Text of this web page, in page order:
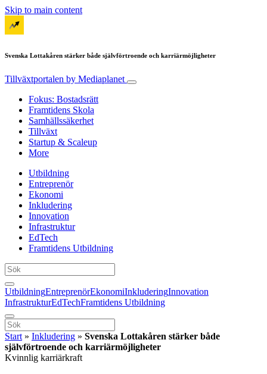
Skip to main content
Svenska Lottakåren stärker både självförtroende och karriärmöjligheter
Tillväxtportalen by Mediaplanet
Fokus: Bostadsrätt
Framtidens Skola
Samhällssäkerhet
Tillväxt
Startup & Scaleup
More
Utbildning
Entreprenör
Ekonomi
Inkludering
Innovation
Infrastruktur
EdTech
Framtidens Utbildning
UtbildningEntreprenörEkonomiInkluderingInnovation
InfrastrukturEdTechFramtidens Utbildning
Start » Inkludering » Svenska Lottakåren stärker både
självförtroende och karriärmöjligheter
Kvinnlig karriärkraft